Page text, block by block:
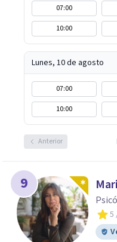
07:00
10:00
Lunes, 10 de agosto
07:00
10:00
Anterior
9
5